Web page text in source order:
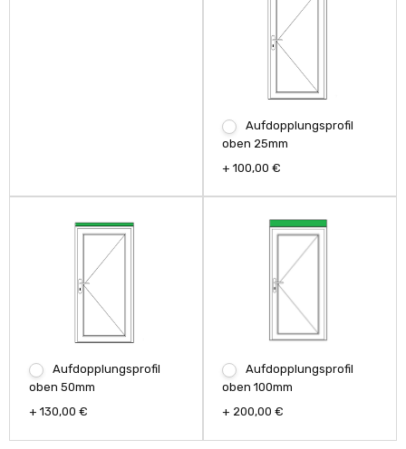
Aufdopplungsprofil
oben 25mm
+ 100,00 €
Aufdopplungsprofil
oben 50mm
+ 130,00 €
Aufdopplungsprofil
oben 100mm
+ 200,00 €